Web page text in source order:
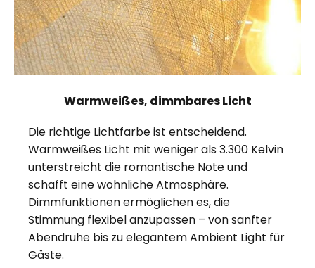
Warmweißes, dimmbares Licht
Die richtige Lichtfarbe ist entscheidend.
Warmweißes Licht mit weniger als 3.300 Kelvin
unterstreicht die romantische Note und
schafft eine wohnliche Atmosphäre.
Dimmfunktionen ermöglichen es, die
Stimmung flexibel anzupassen – von sanfter
Abendruhe bis zu elegantem Ambient Light für
Gäste.